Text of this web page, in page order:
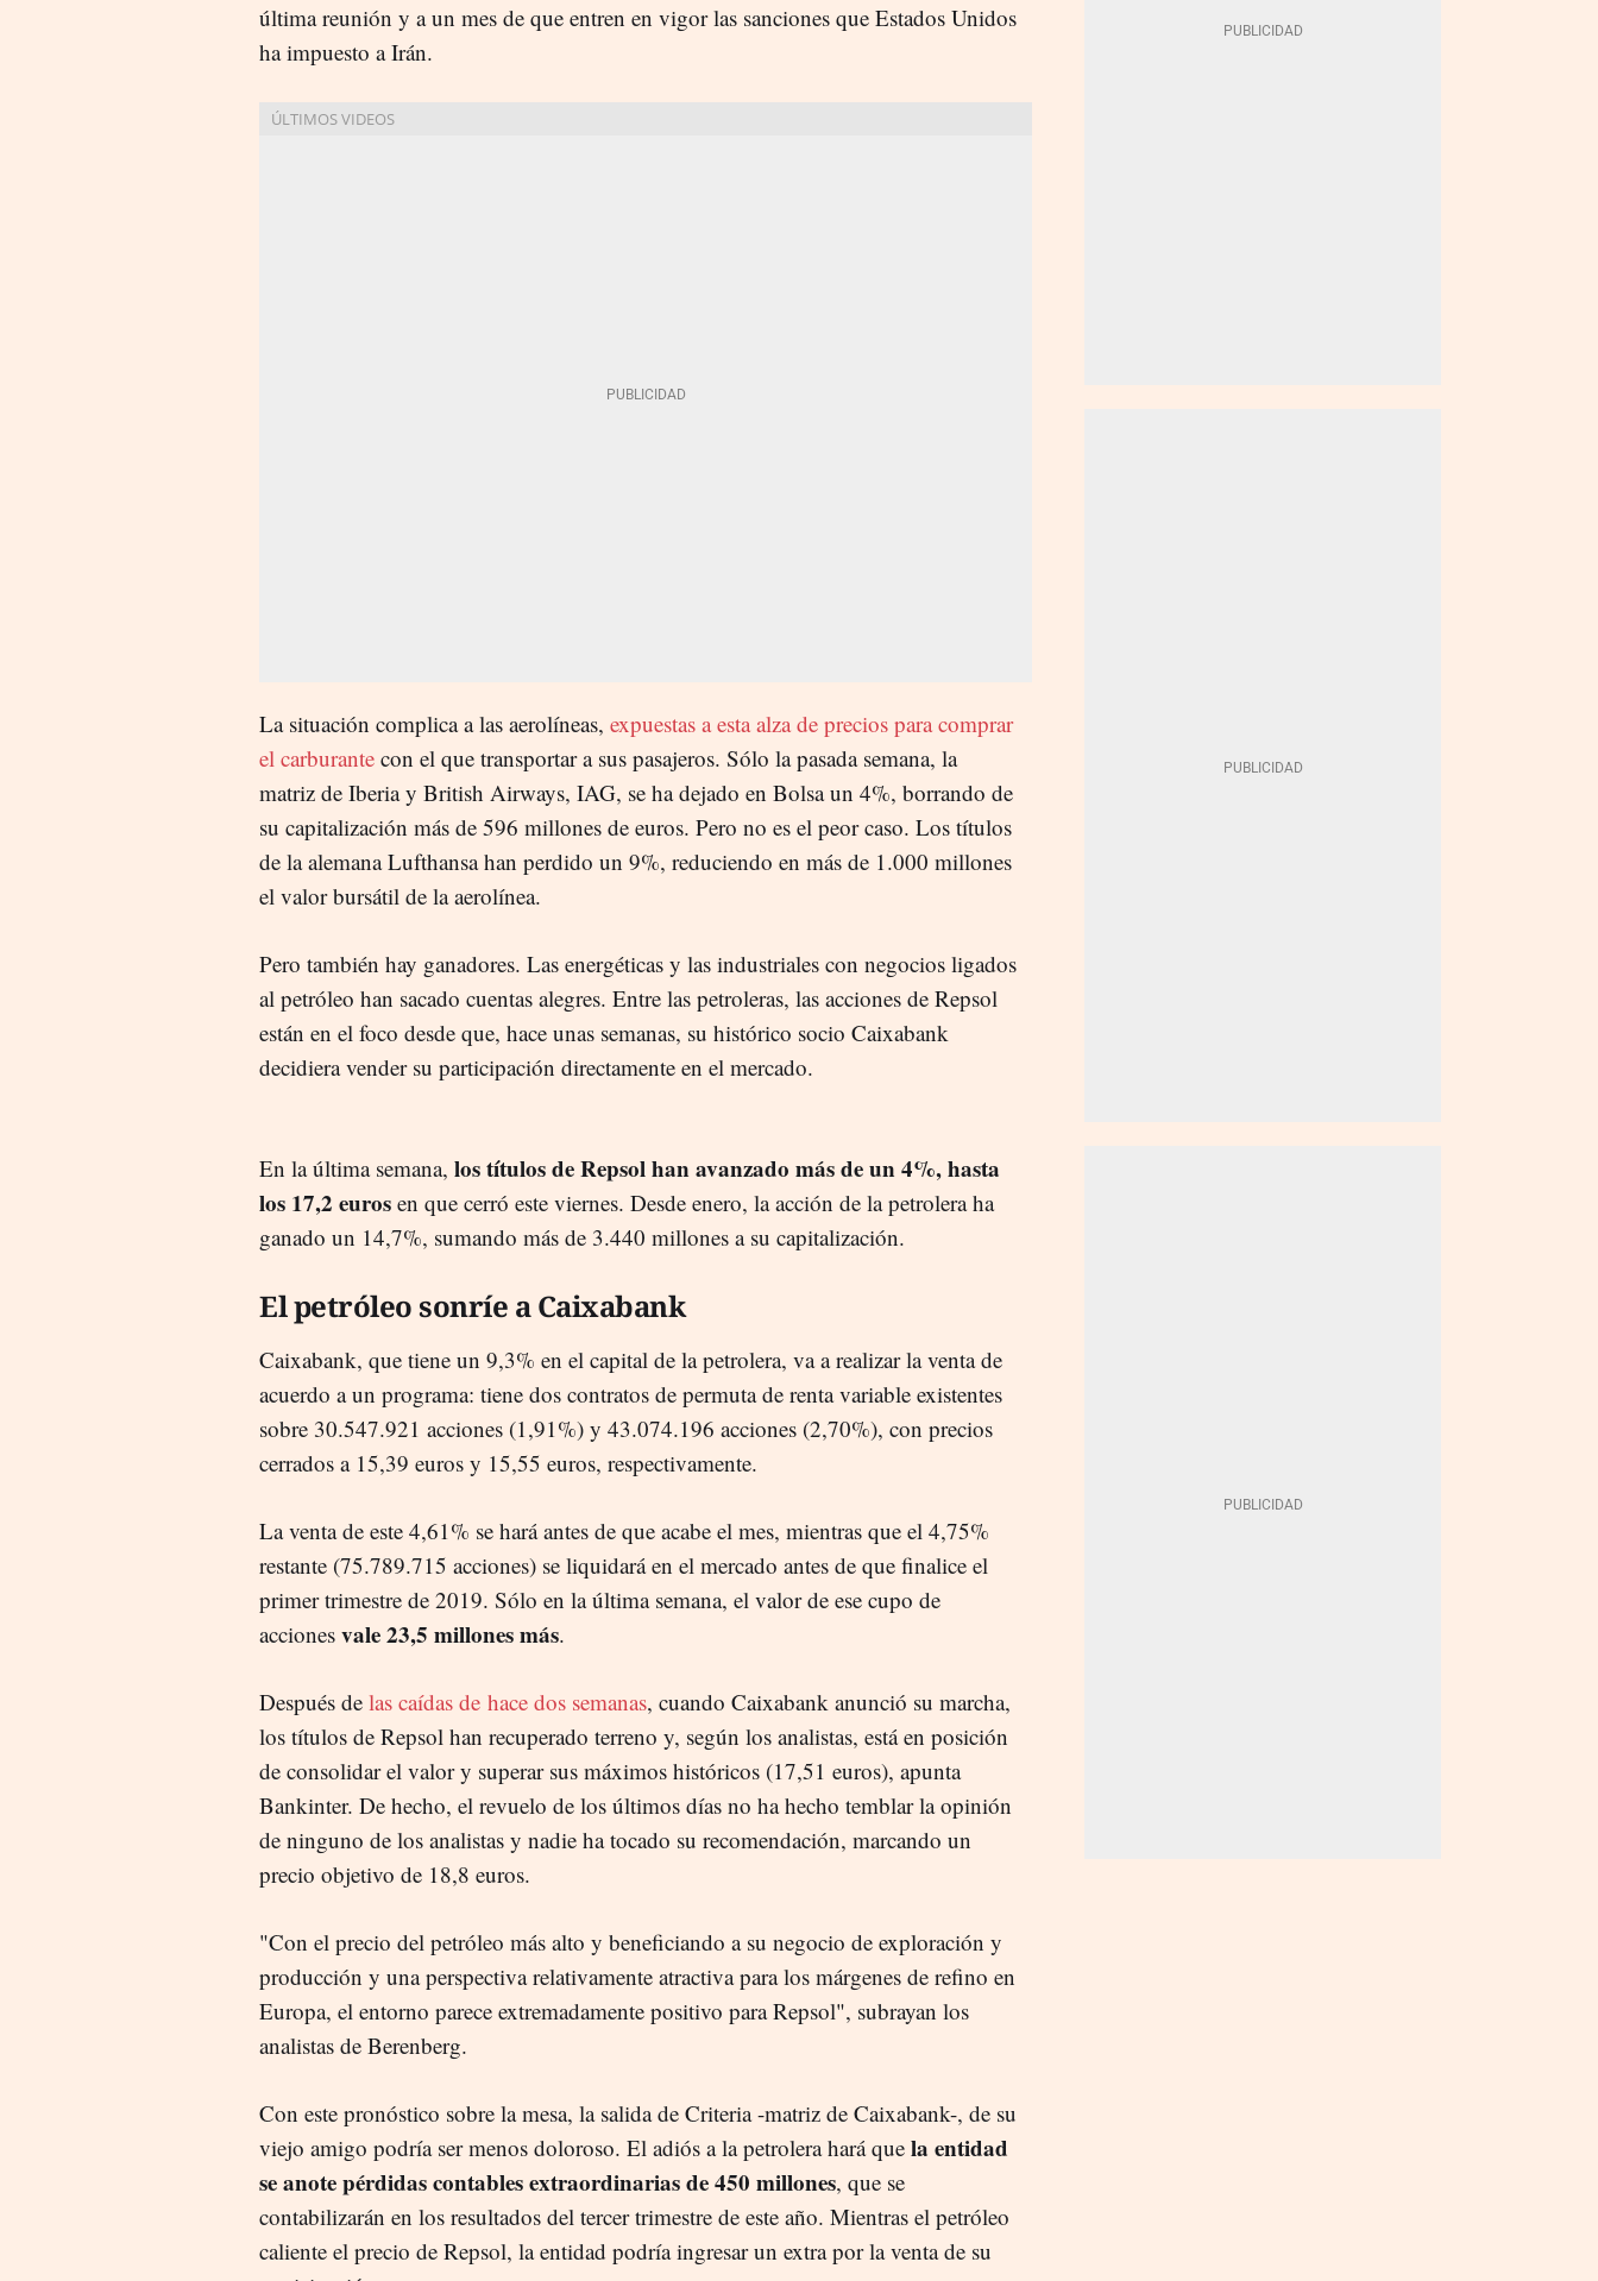
última reunión y a un mes de que entren en vigor las sanciones que Estados Unidos
ha impuesto a Irán.
La situación complica a las aerolíneas, expuestas a esta alza de precios para comprar
el carburante con el que transportar a sus pasajeros. Sólo la pasada semana, la
matriz de Iberia y British Airways, IAG, se ha dejado en Bolsa un 4%, borrando de
su capitalización más de 596 millones de euros. Pero no es el peor caso. Los títulos
de la alemana Lufthansa han perdido un 9%, reduciendo en más de 1.000 millones
el valor bursátil de la aerolínea.
Pero también hay ganadores. Las energéticas y las industriales con negocios ligados
al petróleo han sacado cuentas alegres. Entre las petroleras, las acciones de Repsol
están en el foco desde que, hace unas semanas, su histórico socio Caixabank
decidiera vender su participación directamente en el mercado.
En la última semana, los títulos de Repsol han avanzado más de un 4%, hasta
los 17,2 euros en que cerró este viernes. Desde enero, la acción de la petrolera ha
ganado un 14,7%, sumando más de 3.440 millones a su capitalización.
El petróleo sonríe a Caixabank
Caixabank, que tiene un 9,3% en el capital de la petrolera, va a realizar la venta de
acuerdo a un programa: tiene dos contratos de permuta de renta variable existentes
sobre 30.547.921 acciones (1,91%) y 43.074.196 acciones (2,70%), con precios
cerrados a 15,39 euros y 15,55 euros, respectivamente.
La venta de este 4,61% se hará antes de que acabe el mes, mientras que el 4,75%
restante (75.789.715 acciones) se liquidará en el mercado antes de que finalice el
primer trimestre de 2019. Sólo en la última semana, el valor de ese cupo de
acciones vale 23,5 millones más.
Después de las caídas de hace dos semanas, cuando Caixabank anunció su marcha,
los títulos de Repsol han recuperado terreno y, según los analistas, está en posición
de consolidar el valor y superar sus máximos históricos (17,51 euros), apunta
Bankinter. De hecho, el revuelo de los últimos días no ha hecho temblar la opinión
de ninguno de los analistas y nadie ha tocado su recomendación, marcando un
precio objetivo de 18,8 euros.
"Con el precio del petróleo más alto y beneficiando a su negocio de exploración y
producción y una perspectiva relativamente atractiva para los márgenes de refino en
Europa, el entorno parece extremadamente positivo para Repsol", subrayan los
analistas de Berenberg.
Con este pronóstico sobre la mesa, la salida de Criteria -matriz de Caixabank-, de su
viejo amigo podría ser menos doloroso. El adiós a la petrolera hará que la entidad
se anote pérdidas contables extraordinarias de 450 millones, que se
contabilizarán en los resultados del tercer trimestre de este año. Mientras el petróleo
caliente el precio de Repsol, la entidad podría ingresar un extra por la venta de su